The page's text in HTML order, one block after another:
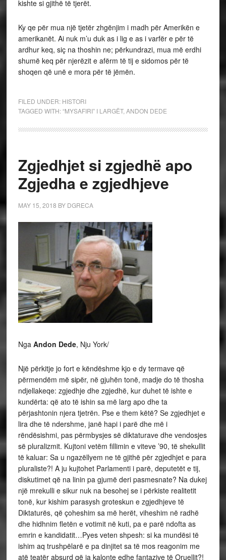
kishte si gjithë të tjerët.
Ky qe për mua një tjetër zhgënjim i madh për Amerikën e
amerikanët. Ai nuk m’u duk as i lig e as i varfër e për të
ardhur keq, siç na thoshin ne; përkundrazi, mua më erdhi
shumë keq për njerëzit e afërm të tij e sidomos për të
shoqen që unë e mora për të jëmën.
FILED UNDER: HISTORI
TAGGED WITH:“MYSAFIRI” I LARGËT, ANDON DEDE
Zgjedhjet si zgjedhë apo
Zgjedha e zgjedhjeve
MAY 15, 2018 BY DGRECA
Nga Andon Dede, Nju York/
Një përkitje jo fort e këndëshme kjo e dy termave që
përmendëm më sipër, në gjuhën tonë, madje do të thosha
ndjellakeqe: zgjedhje dhe zgjedhë, kur duhet të ishte e
kundërta: që ato të ishin sa më larg apo dhe ta
përjashtonin njera tjetrën. Pse e them këtë? Se zgjedhjet e
lira dhe të ndershme, janë hapi i parë dhe më i
rëndësishmi, pas përmbysjes së diktaturave dhe vendosjes
së pluralizmit. Kujtoni vetëm fillimin e viteve ’90, të shekullit
të kaluar: Sa u ngazëllyem ne të gjithë për zgjedhjet e para
pluraliste?! A ju kujtohet Parlamenti i parë, deputetët e tij,
diskutimet që na linin pa gjumë deri pasmesnate? Na dukej
një mrekulli e sikur nuk na besohej se i përkiste realitetit
tonë, kur kishim parasysh groteskun e zgjedhjeve të
Diktaturës, që çoheshim sa më herët, viheshim në radhë
dhe hidhnim fletën e votimit në kuti, pa e parë ndofta as
emrin e kandidatit…Pyes veten shpesh: si ka mundësi të
ishim aq trushpëlarë e pa dinjitet sa të mos reagonim me
atë teatër absurd që ia kalonte edhe fantazive të Oruellit?!